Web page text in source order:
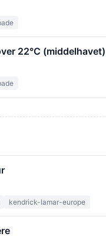
22°C (middelhavet)
kendrick-lamar-europe